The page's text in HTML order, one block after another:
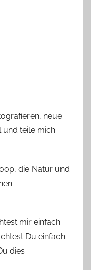
neue
und teile mich
die Natur und
mir einfach
Du einfach
dies